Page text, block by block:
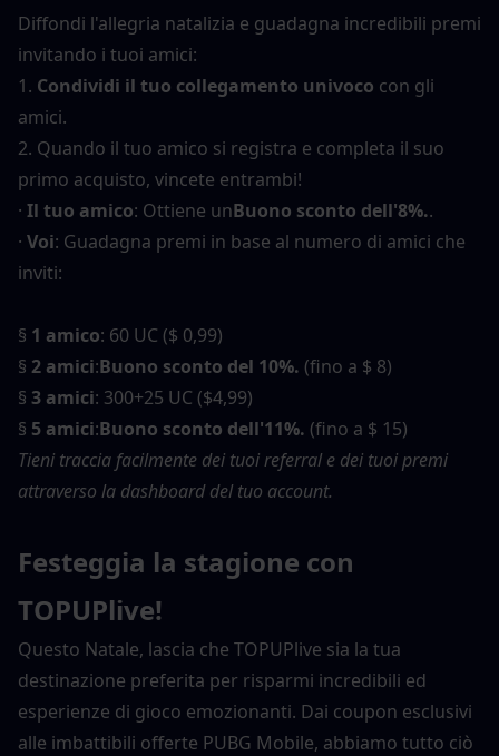
Diffondi l'allegria natalizia e guadagna incredibili premi
invitando i tuoi amici:
1. Condividi il tuo collegamento univoco con gli
amici.
2. Quando il tuo amico si registra e completa il suo
primo acquisto, vincete entrambi!
· Il tuo amico: Ottiene unBuono sconto dell'8%..
· Voi: Guadagna premi in base al numero di amici che
inviti:
§ 1 amico: 60 UC ($ 0,99)
§ 2 amici:Buono sconto del 10%. (fino a $ 8)
§ 3 amici: 300+25 UC ($4,99)
§ 5 amici:Buono sconto dell'11%. (fino a $ 15)
Tieni traccia facilmente dei tuoi referral e dei tuoi premi
attraverso la dashboard del tuo account.
Festeggia la stagione con
TOPUPlive!
Questo Natale, lascia che TOPUPlive sia la tua
destinazione preferita per risparmi incredibili ed
esperienze di gioco emozionanti. Dai coupon esclusivi
alle imbattibili offerte PUBG Mobile, abbiamo tutto ciò